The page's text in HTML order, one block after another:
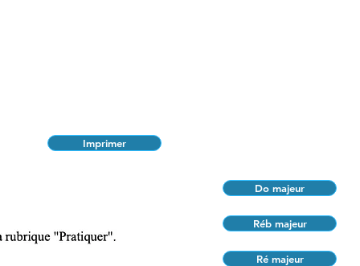
Imprimer
Do majeur
Réb majeur
Ré majeur